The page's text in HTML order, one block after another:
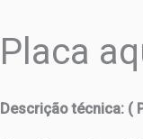
Placa
Descrição técnica: (